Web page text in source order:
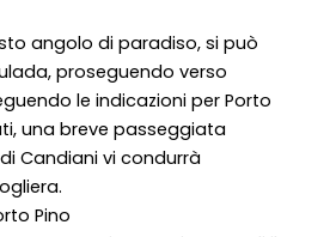
angolo di paradiso, si può
proseguendo verso
le indicazioni per Porto
una breve passeggiata
Candiani vi condurrà
Pino